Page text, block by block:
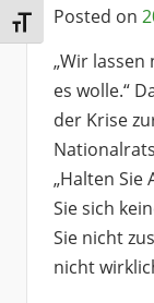
Schrift vergrößern
Posted on
„Wir lassen
es wolle.“
der Krise
„Halten
Sie sich
Sie nicht
nicht